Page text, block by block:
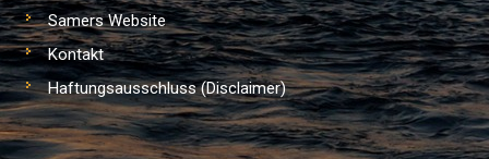
Samers Website
Kontakt
Haftungsausschluss (Disclaimer)